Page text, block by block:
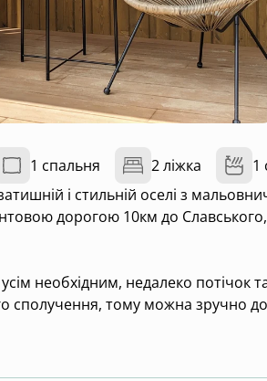
1 спальня 2 ліжка
1
і стильній оселі з
дорогою 10км до
необхідним, недалеко потічок
сполучення, тому можна зручно